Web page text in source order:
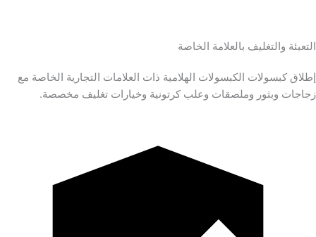
التعبئة والتغليف بالعلامة الخاصة
إطلاق كبسولات الكبسولات الهلامية ذات العلامات التجارية الخاصة مع
زجاجات وبثور وملصقات وعلب كرتونية وخيارات تغليف مخصصة.